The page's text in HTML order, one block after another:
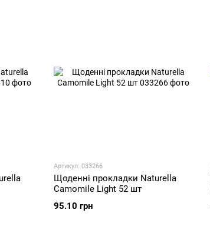
Артикул: 033266
Щоденні прокладки Naturella
Camomile Light 52 шт
95.10 грн